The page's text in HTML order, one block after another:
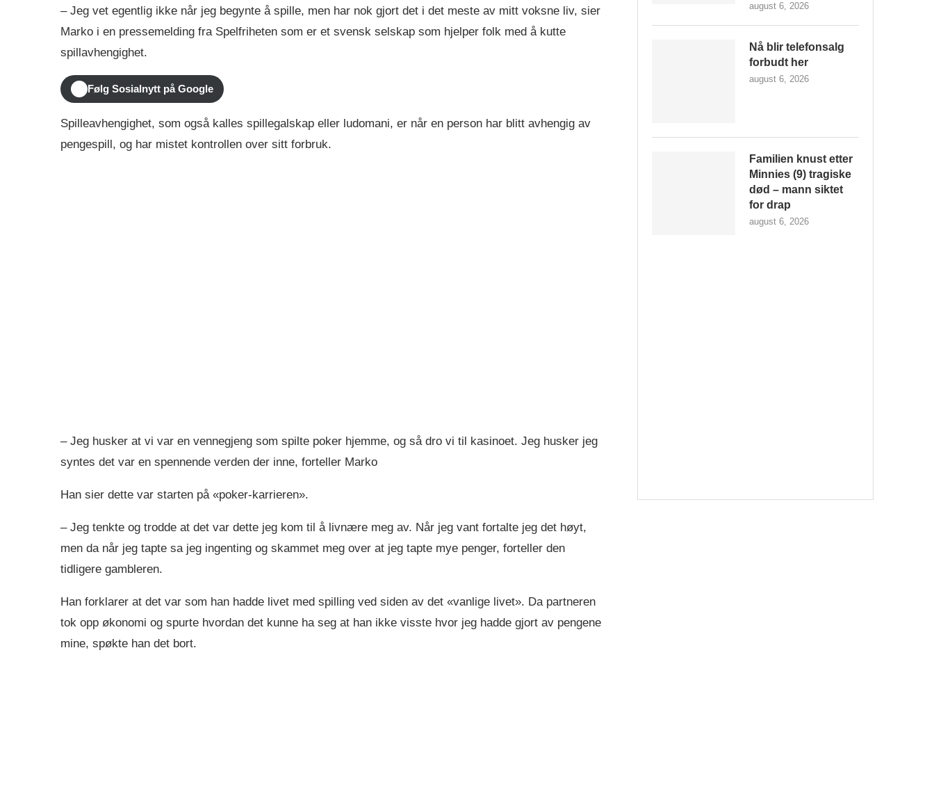
– Jeg vet egentlig ikke når jeg begynte å spille, men har nok gjort det i det meste av mitt voksne liv, sier
Marko i en pressemelding fra Spelfriheten som er et svensk selskap som hjelper folk med å kutte
spillavhengighet.
Følg Sosialnytt på Google
Spilleavhengighet, som også kalles spillegalskap eller ludomani, er når en person har blitt avhengig av
pengespill, og har mistet kontrollen over sitt forbruk.
– Jeg husker at vi var en vennegjeng som spilte poker hjemme, og så dro vi til kasinoet. Jeg husker jeg
syntes det var en spennende verden der inne, forteller Marko
Han sier dette var starten på «poker-karrieren».
– Jeg tenkte og trodde at det var dette jeg kom til å livnære meg av. Når jeg vant fortalte jeg det høyt,
men da når jeg tapte sa jeg ingenting og skammet meg over at jeg tapte mye penger, forteller den
tidligere gambleren.
Han forklarer at det var som han hadde livet med spilling ved siden av det «vanlige livet». Da partneren
tok opp økonomi og spurte hvordan det kunne ha seg at han ikke visste hvor jeg hadde gjort av pengene
mine, spøkte han det bort.
august 6, 2026
Nå blir telefonsalg
forbudt her
august 6, 2026
Familien knust etter
Minnies (9) tragiske
død – mann siktet
for drap
august 6, 2026